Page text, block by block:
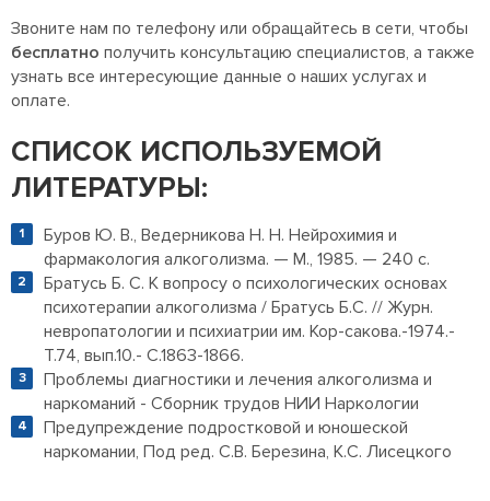
Звоните нам по телефону или обращайтесь в сети, чтобы
бесплатно получить консультацию специалистов, а также
узнать все интересующие данные о наших услугах и
оплате.
СПИСОК ИСПОЛЬЗУЕМОЙ
ЛИТЕРАТУРЫ:
Буров Ю. В., Ведерникова Н. Н. Нейрохимия и
фармакология алкоголизма. — М., 1985. — 240 с.
Братусь Б. С. К вопросу о психологических основах
психотерапии алкоголизма / Братусь Б.С. // Журн.
невропатологии и психиатрии им. Кор-сакова.-1974.-
Т.74, вып.10.- С.1863-1866.
Проблемы диагностики и лечения алкоголизма и
наркоманий - Сборник трудов НИИ Наркологии
Предупреждение подростковой и юношеской
наркомании, Под ред. С.В. Березина, К.С. Лисецкого